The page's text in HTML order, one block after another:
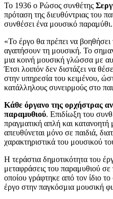
Το 1936 ο Ρώσος συνθέτης
πρόταση της διευθύντριας του
συνθέσει ένα μουσικό παραμύθι.
«Το έργο θα πρέπει να βοηθήσει
αγαπήσουν τη μουσική. Το
μια κοινή μουσική γλώσσα με
Έτσι λοιπόν δεν διστάζει να
στην υπηρεσία του κειμένου,
κατάλληλους συνειρμούς στο
Κάθε όργανο της ορχήστρας
παραμυθιού. Επιδίωξη του
πραγματική απλή και
απευθύνεται μόνο σε παιδιά,
χαρακτηριστικά του μουσικού
Η τεράστια δημοτικότητα του
μεταφράσεις του παραμυθιού
οποίου γράφτηκε από τον ίδιο
έργο στην παγκόσμια μουσική